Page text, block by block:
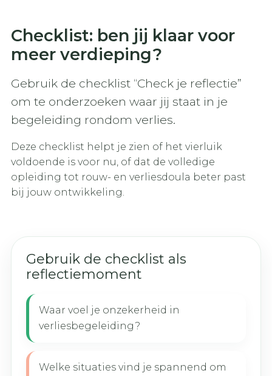
Checklist: ben jij klaar voor
meer verdieping?
Gebruik de checklist “Check je reflectie”
om te onderzoeken waar jij staat in je
begeleiding rondom verlies.
Deze checklist helpt je zien of het vierluik
voldoende is voor nu, of dat de volledige
opleiding tot rouw- en verliesdoula beter past
bij jouw ontwikkeling.
Gebruik de checklist als
reflectiemoment
Waar voel je onzekerheid in
verliesbegeleiding?
Welke situaties vind je spannend om